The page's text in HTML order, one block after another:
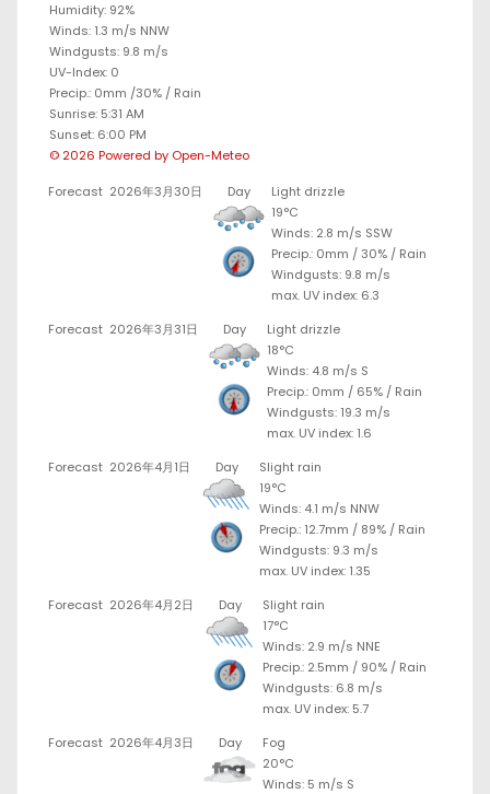
Humidity: 92%
Winds: 1.3 m/s NNW
Windgusts: 9.8 m/s
UV-Index: 0
Precip.: 0mm /30% / Rain
Sunrise: 5:31 AM
Sunset: 6:00 PM
© 2026 Powered by Open-Meteo
Forecast 2026年3月30日 Day
Light drizzle
19°C
Winds: 2.8 m/s SSW
Precip.: 0mm /30% / Rain
Windgusts: 9.8 m/s
max. UV index: 6.3
Forecast 2026年3月31日 Day
Light drizzle
18°C
Winds: 4.8 m/s S
Precip.: 0mm / 65% / Rain
Windgusts: 19.3 m/s
max. UV index: 1.6
Forecast 2026年4月1日 Day
Slight rain
19°C
Winds: 4.1 m/s NNW
Precip.: 12.7mm / 89% / Rain
Windgusts: 9.3 m/s
max. UV index: 1.35
Forecast 2026年4月2日 Day
Slight rain
17°C
Winds: 2.9 m/s NNE
Precip.: 2.5mm / 90% / Rain
Windgusts: 6.8 m/s
max. UV index: 5.7
Forecast 2026年4月3日 Day
Fog
20°C
Winds: 5 m/s S